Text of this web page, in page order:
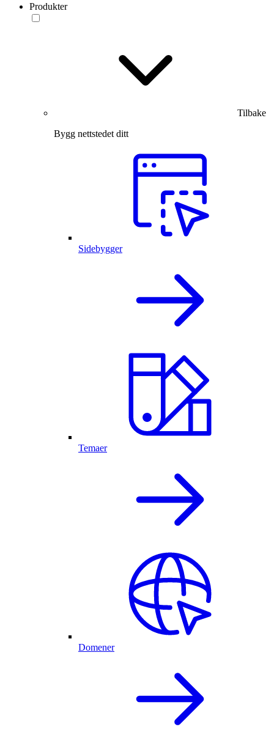
Produkter
Tilbake
Bygg nettstedet ditt
Sidebygger
Temaer
Domener